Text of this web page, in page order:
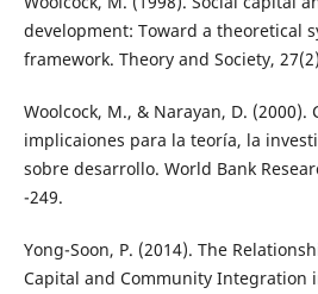
development: Toward a theoretical
framework. Theory and Society,
Woolcock, M., & Narayan, D. (2000).
implicaiones para la teoría, la
sobre desarrollo. World Bank
-249.
Yong-Soon, P. (2014). The
Capital and Community Integration